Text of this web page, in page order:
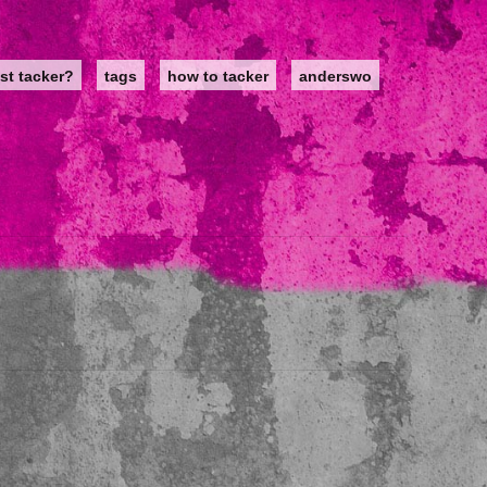
tacker? tags how to tacker anderswo